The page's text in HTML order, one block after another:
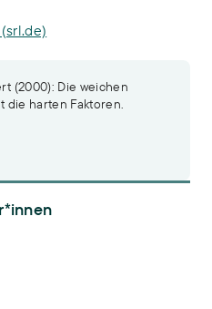
(2000): Die weichen
die harten Faktoren.